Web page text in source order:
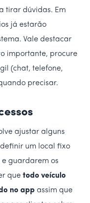
tirar dúvidas. Em
já estarão
Vale destacar
importante, procure
(chat, telefone,
precisar.
ajustar alguns
um local fixo
guardarem os
que todo veículo
no app assim que